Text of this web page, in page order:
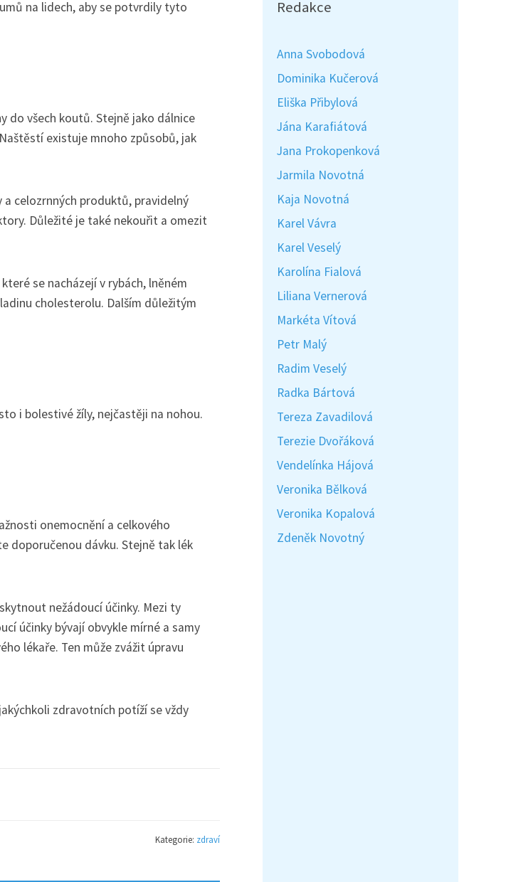
na lidech, aby se potvrdily tyto
do všech koutů. Stejně jako dálnice
existuje mnoho způsobů, jak
celozrnných produktů, pravidelný
Důležité je také nekouřit a omezit
se nacházejí v rybách, lněném
cholesterolu. Dalším důležitým
i bolestivé žíly, nejčastěji na nohou.
onemocnění a celkového
doporučenou dávku. Stejně tak lék
nežádoucí účinky. Mezi ty
účinky bývají obvykle mírné a samy
lékaře. Ten může zvážit úpravu
zdravotních potíží se vždy
Kategorie: zdraví
Redakce
Anna Svobodová
Dominika Kučerová
Eliška Přibylová
Jána Karafiátová
Jana Prokopenková
Jarmila Novotná
Kaja Novotná
Karel Vávra
Karel Veselý
Karolína Fialová
Liliana Vernerová
Markéta Vítová
Petr Malý
Radim Veselý
Radka Bártová
Tereza Zavadilová
Terezie Dvořáková
Vendelínka Hájová
Veronika Bělková
Veronika Kopalová
Zdeněk Novotný